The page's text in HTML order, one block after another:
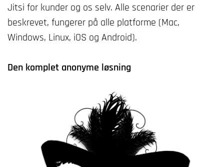
Jitsi for kunder og os selv. Alle scenarier der er
beskrevet, fungerer på alle platforme (Mac,
Windows, Linux, iOS og Android).
Den komplet anonyme løsning